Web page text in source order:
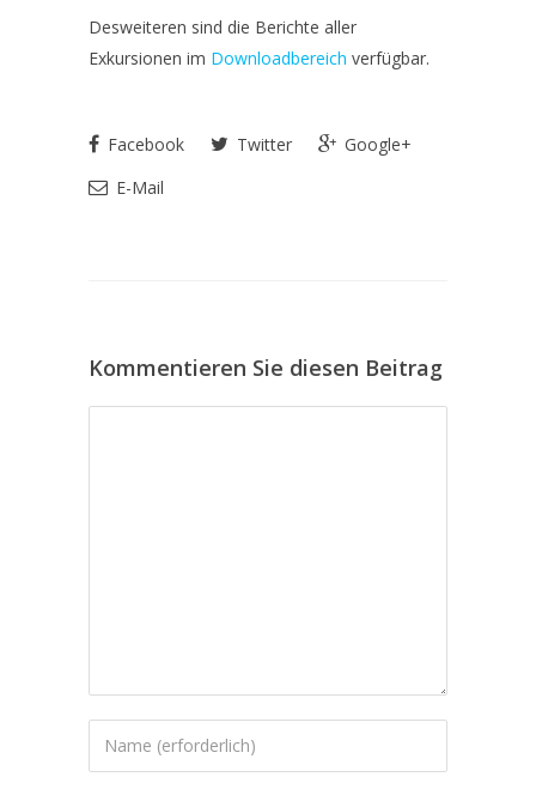
Desweiteren sind die Berichte aller
Exkursionen im Downloadbereich verfügbar.
Facebook Twitter
Google+
E-Mail
Kommentieren Sie diesen Beitrag